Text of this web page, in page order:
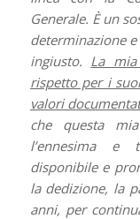
Generale. È un
determinazione
ingiusto. La
rispetto per i
valori
che questa
l’ennesima e
disponibile e
la dedizione, la
anni, per